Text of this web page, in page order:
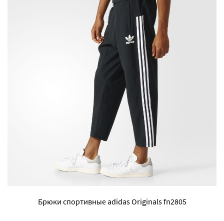
Брюки спортивные adidas Originals fn2805